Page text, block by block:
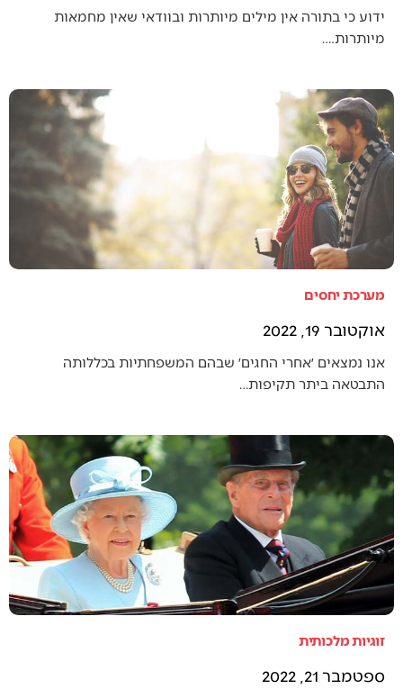
ידוע כי בתורה אין מילים מיותרות ובוודאי שאין מחמאות
מיותרות.…
מערכת יחסים
אוקטובר 19, 2022
אנו נמצאים ׳אחרי החגים׳ שבהם המשפחתיות בכללותה
התבטאה ביתר תקיפות…
זוגיות מלכותית
ספטמבר 21, 2022